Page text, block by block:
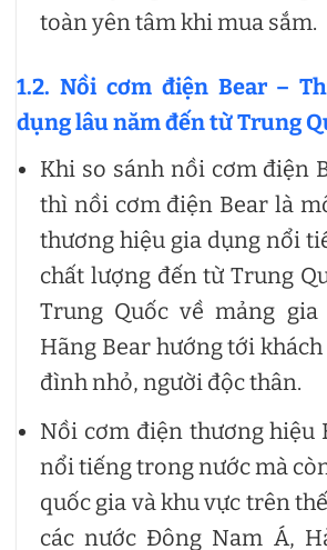
toàn yên tâm khi mua sắm.
1.2. Nồi cơm điện Bear –
dụng lâu năm đến từ Trung
Khi so sánh nồi cơm điện
thì nồi cơm điện Bear là
thương hiệu gia dụng nổi
chất lượng đến từ Trung
Trung Quốc về mảng
Hãng Bear hướng tới khách
đình nhỏ, người độc thân.
Nồi cơm điện thương hiệu
nổi tiếng trong nước mà
quốc gia và khu vực trên
các nước Đông Nam Á,